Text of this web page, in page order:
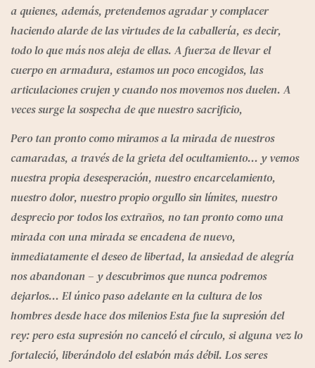
a quienes, además, pretendemos agradar y complacer
haciendo alarde de las virtudes de la caballería, es decir,
todo lo que más nos aleja de ellas. A fuerza de llevar el
cuerpo en armadura, estamos un poco encogidos, las
articulaciones crujen y cuando nos movemos nos duelen. A
veces surge la sospecha de que nuestro sacrificio,
Pero tan pronto como miramos a la mirada de nuestros
camaradas, a través de la grieta del ocultamiento… y vemos
nuestra propia desesperación, nuestro encarcelamiento,
nuestro dolor, nuestro propio orgullo sin límites, nuestro
desprecio por todos los extraños, no tan pronto como una
mirada con una mirada se encadena de nuevo,
inmediatamente el deseo de libertad, la ansiedad de alegría
nos abandonan – y descubrimos que nunca podremos
dejarlos… El único paso adelante en la cultura de los
hombres desde hace dos milenios Esta fue la supresión del
rey: pero esta supresión no canceló el círculo, si alguna vez lo
fortaleció, liberándolo del eslabón más débil. Los seres